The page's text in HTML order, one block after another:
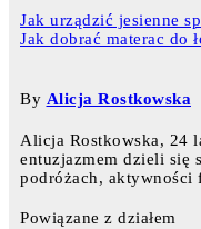
Jak urządzić jesienne
Jak dobrać materac do
By Alicja Rostkowska
Alicja Rostkowska, 24
entuzjazmem dzieli się
podróżach,
Powiązane z działem